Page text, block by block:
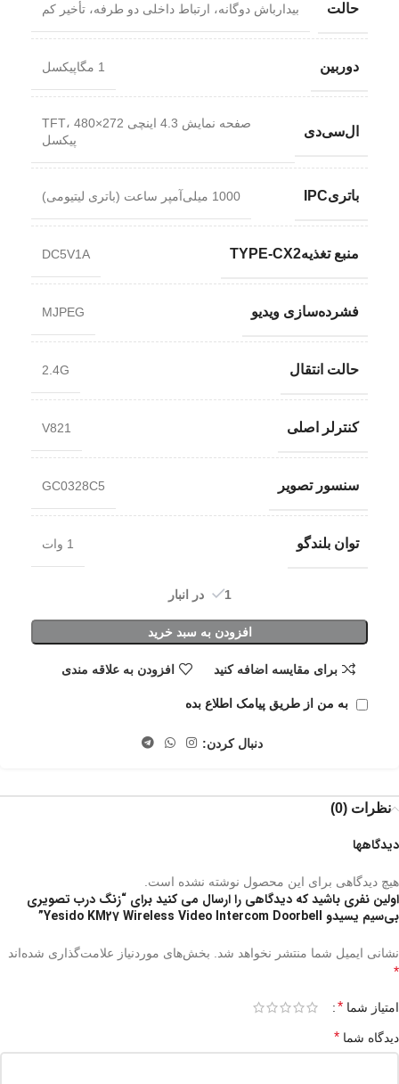
حالت بیدارباش دوگانه، ارتباط داخلی دو طرفه، تأخیر کم
دوربین 1 مگاپیکسل
ال‌سی‌دی
صفحه نمایش 4.3 اینچی TFT، 480×272
پیکسل
باتریIPC 1000 میلی‌آمپر ساعت (باتری لیتیومی)
منبع تغذیهTYPE-CX2 DC5V1A
فشرده‌سازی ویدیو MJPEG
حالت انتقال 2.4G
کنترلر اصلی V821
سنسور تصویر GC0328C5
توان بلندگو 1 وات
1 در انبار
افزودن به سبد خرید
برای مقایسه اضافه کنید افزودن به علاقه مندی
به من از طریق پیامک اطلاع بده
دنبال کردن:
نظرات (0)
دیدگاهها
هیچ دیدگاهی برای این محصول نوشته نشده است.
اولین نفری باشید که دیدگاهی را ارسال می کنید برای “زنگ درب تصویری
بی‌سیم یسیدو Yesido KM27 Wireless Video Intercom Doorbell”
نشانی ایمیل شما منتشر نخواهد شد. بخش‌های موردنیاز علامت‌گذاری شده‌اند
*
امتیاز شما *
دیدگاه شما *